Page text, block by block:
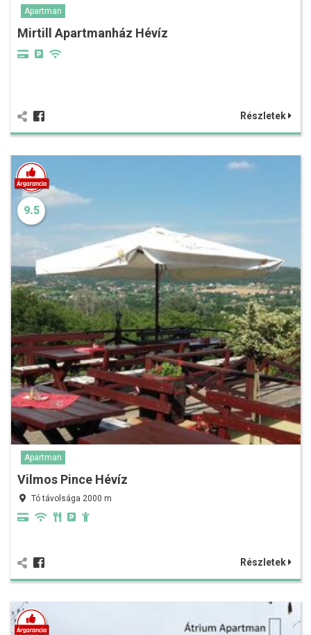
Apartman
Mirtill Apartmanház Hévíz
Részletek
9.5
Apartman
Vilmos Pince Hévíz
Tó távolsága 2000 m
Részletek